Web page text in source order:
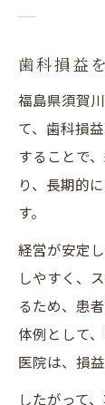
歯科損益
福島県須賀
て、歯科損
することで
り、長期的
す。
経営が安定
しやすく、
るため、患
体例として
医院は、損
したがって